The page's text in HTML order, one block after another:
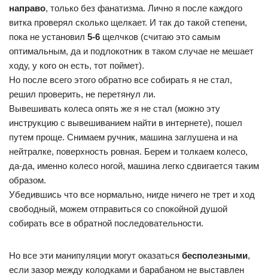
направо, только без фанатизма. Лично я после каждого
витка проверял сколько щелкает. И так до такой степени,
пока не установил 5-6 щелчков (считаю это самым
оптимальным, да и подлокотник в таком случае не мешает
ходу, у кого он есть, тот поймет).
Но после всего этого обратно все собирать я не стал,
решил проверить, не перетянул ли.
Вывешивать колеса опять же я не стал (можно эту
инструкцию с вывешиванием найти в интернете), пошел
путем проще. Снимаем ручник, машина заглушена и на
нейтралке, поверхность ровная. Берем и толкаем колесо,
да-да, именно колесо ногой, машина легко сдвигается таким
образом.
Убедившись что все нормально, нигде ничего не трет и ход
свободный, можем отправиться со спокойной душой
собирать все в обратной последовательности.
Но все эти манипуляции могут оказаться бесполезными,
если зазор между колодками и барабаном не выставлен